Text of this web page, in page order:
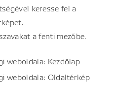
keresse fel a
a fenti mezőbe.
weboldala: Kezdőlap
weboldala: Oldaltérkép